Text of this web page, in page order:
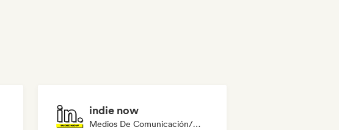
indie now
Medios De Comunicación/Periodista